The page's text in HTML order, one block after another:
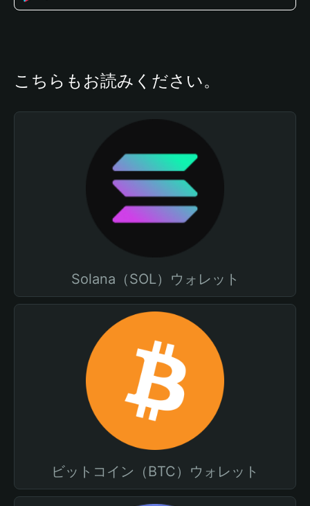
こちらもお読みください。
Solana（SOL）ウォレット
ビットコイン（BTC）ウォレット